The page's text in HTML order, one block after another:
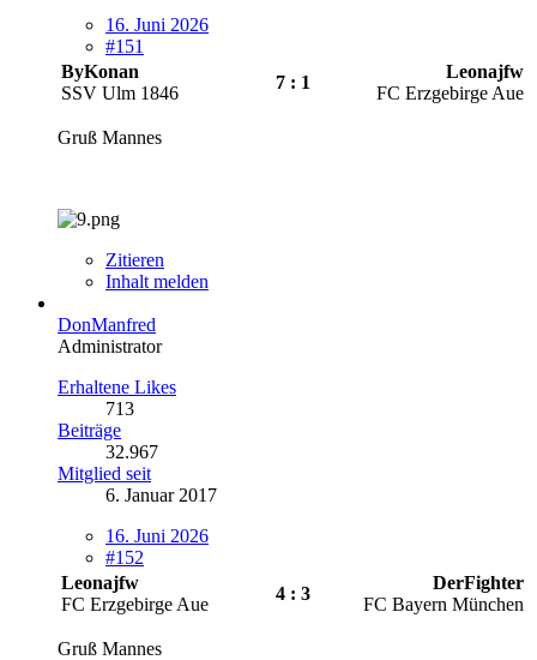
16. Juni 2026
#151
ByKonan
SSV Ulm 1846
7 : 1
Leonajfw
FC Erzgebirge Aue
Gruß Mannes
Zitieren
Inhalt melden
DonManfred
Administrator
Erhaltene Likes
713
Beiträge
32.967
Mitglied seit
6. Januar 2017
16. Juni 2026
#152
Leonajfw
FC Erzgebirge Aue
4 : 3
DerFighter
FC Bayern München
Gruß Mannes